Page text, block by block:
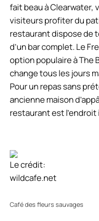
fait beau à Clearwater,
visiteurs profiter du
restaurant dispose de
d’un bar complet. Le
option populaire à The
change tous les jours
Pour un repas sans
ancienne maison
restaurant est l’endroit
Le crédit:
wildcafe.net
Café des fleurs sauvages